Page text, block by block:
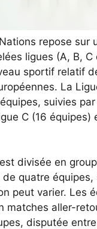
repose sur
ligues (A, B, C
sportif relatif
La
suivies
C (16 équipes)
divisée en
quatre équipes,
peut varier. Les
matches aller-
disputée